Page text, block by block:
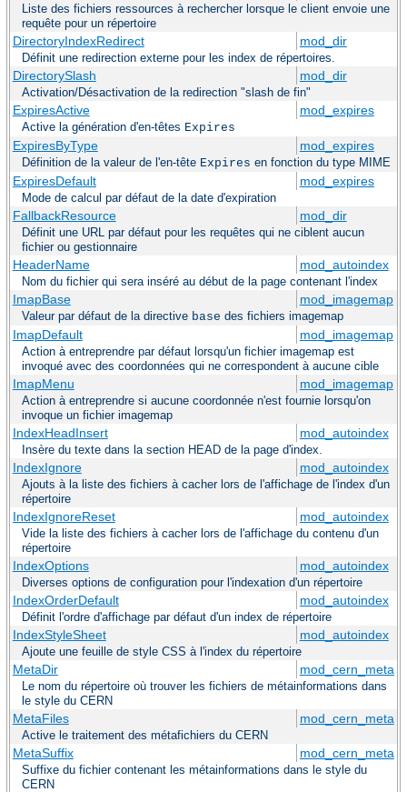
Liste des fichiers ressources à rechercher lorsque le client envoie une
requête pour un répertoire
DirectoryIndexRedirect mod_dir
Définit une redirection externe pour les index de répertoires.
DirectorySlash mod_dir
Activation/Désactivation de la redirection "slash de fin"
ExpiresActive mod_expires
Active la génération d'en-têtes Expires
ExpiresByType mod_expires
Définition de la valeur de l'en-tête Expires en fonction du type MIME
ExpiresDefault mod_expires
Mode de calcul par défaut de la date d'expiration
FallbackResource mod_dir
Définit une URL par défaut pour les requêtes qui ne ciblent aucun
fichier ou gestionnaire
HeaderName mod_autoindex
Nom du fichier qui sera inséré au début de la page contenant l'index
ImapBase mod_imagemap
Valeur par défaut de la directive base des fichiers imagemap
ImapDefault mod_imagemap
Action à entreprendre par défaut lorsqu'un fichier imagemap est
invoqué avec des coordonnées qui ne correspondent à aucune cible
ImapMenu mod_imagemap
Action à entreprendre si aucune coordonnée n'est fournie lorsqu'on
invoque un fichier imagemap
IndexHeadInsert mod_autoindex
Insère du texte dans la section HEAD de la page d'index.
IndexIgnore mod_autoindex
Ajouts à la liste des fichiers à cacher lors de l'affichage de l'index d'un
répertoire
IndexIgnoreReset mod_autoindex
Vide la liste des fichiers à cacher lors de l'affichage du contenu d'un
répertoire
IndexOptions mod_autoindex
Diverses options de configuration pour l'indexation d'un répertoire
IndexOrderDefault mod_autoindex
Définit l'ordre d'affichage par défaut d'un index de répertoire
IndexStyleSheet mod_autoindex
Ajoute une feuille de style CSS à l'index du répertoire
MetaDir mod_cern_meta
Le nom du répertoire où trouver les fichiers de métainformations dans
le style du CERN
MetaFiles mod_cern_meta
Active le traitement des métafichiers du CERN
MetaSuffix mod_cern_meta
Suffixe du fichier contenant les métainformations dans le style du
CERN